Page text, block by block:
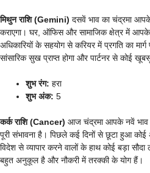
मिथुन राशि (Gemini) दसवें भाव का चंद्रमा आपके
कराएगा। घर, ऑफिस और सामाजिक क्षेत्र में आपके
अधिकारियों के सहयोग से करियर में प्रगति का
सांसारिक सुख प्राप्त होगा और पार्टनर से कोई
शुभ रंग: हरा
शुभ अंक: 5
कर्क राशि (Cancer) आज चंद्रमा आपके नवें
पूरी संभावना है। पिछले कई दिनों से छूटा हुआ
विदेश से व्यापार करने वालों के हाथ कोई बड़ा
बहुत अनुकूल है और नौकरी में तरक्की के योग हैं।